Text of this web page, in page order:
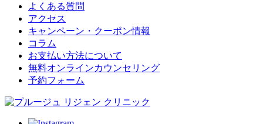
よくある質問
アクセス
キャンペーン・クーポン情報
コラム
お支払い方法について
無料オンラインカウンセリング
予約フォーム